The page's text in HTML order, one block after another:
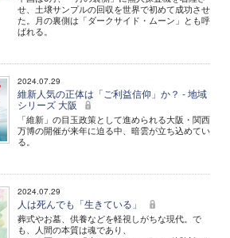
せ、土壌サンプルの回収を世界で初めて成功させ
た。月の裏側は「ダークサイド・ムーン」とも呼
ばれる。
2024.07.29
維新人気の正体は「ご利益信仰」か？ - 地域
シリーズ 大阪
「維新」の目玉政策として進められる大阪・関西
万博の開催が来年に迫る中、暗雲が立ち込めてい
る。
2024.07.29
人は死んでも「生きている」
葬式やお墓、供養などを軽視しがちな現代。で
も、人間の本質は魂であり、